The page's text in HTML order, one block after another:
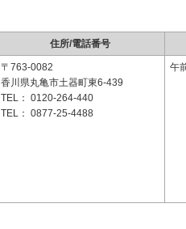
住所/電話番号
〒763-0082
香川県丸亀市土器町東6-439
TEL： 0120-264-440
TEL： 0877-25-4488
午